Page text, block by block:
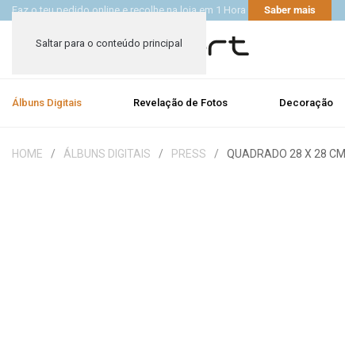
Saltar para o conteúdo principal
Faz o teu pedido online e recolhe na loja em 1 Hora Saber mais
Álbuns Digitais Revelação de Fotos Decoração
HOME ÁLBUNS DIGITAIS PRESS QUADRADO 28 X 28 CM